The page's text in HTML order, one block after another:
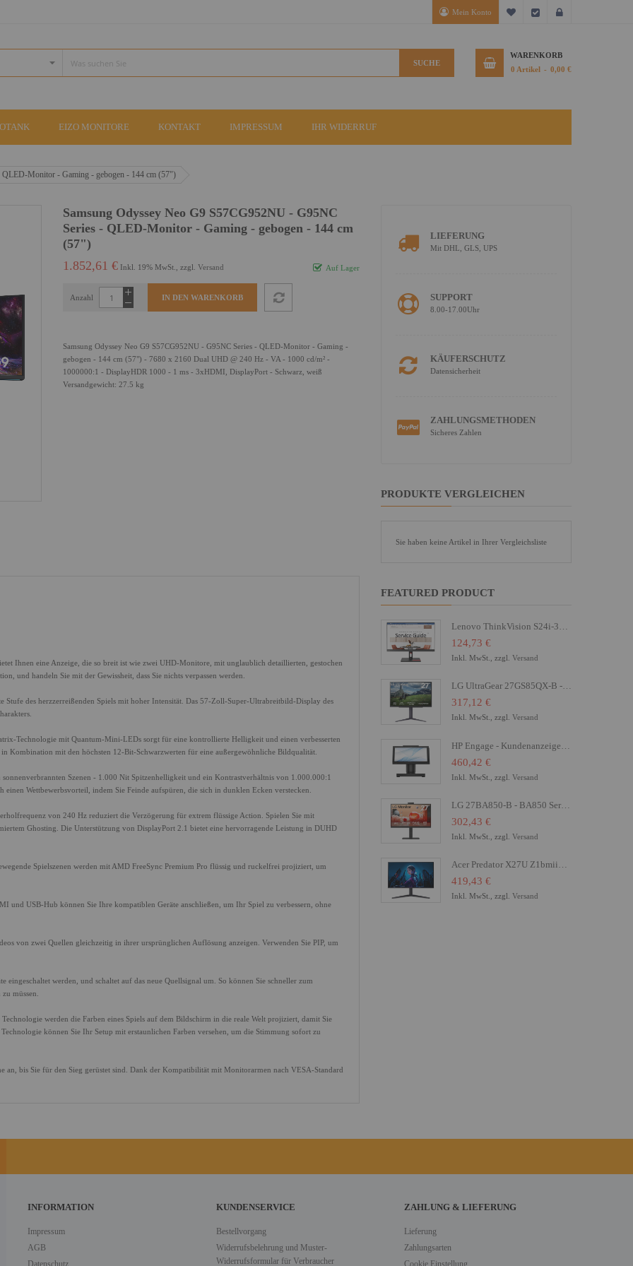
Mein Konto Mein Wunschzettel
Kasse
SUCHE
WARENKORB
0 Artikel 0,00 €
EIZO MONITORE KONTAKT IMPRESSUM IHR WIDERRUF
QLED-Monitor - Gaming - gebogen - 144 cm (57")
Samsung Odyssey Neo G9 S57CG952NU - G95NC
Series - QLED-Monitor - Gaming - gebogen - 144 cm
(57")
Auf Lager
1.852,61 € Inkl. 19% MwSt., zzgl. Versand
Anzahl IN DEN WARENKORB
Samsung Odyssey Neo G9 S57CG952NU - G95NC Series - QLED-Monitor - Gaming -
gebogen - 144 cm (57") - 7680 x 2160 Dual UHD @ 240 Hz - VA - 1000 cd/m² -
1000000:1 - DisplayHDR 1000 - 1 ms - 3xHDMI, DisplayPort - Schwarz, weiß
Versandgewicht: 27.5 kg
Ihnen eine Anzeige, die so breit ist wie zwei UHD-Monitore, mit unglaublich detaillierten, gestochen
und handeln Sie mit der Gewissheit, dass Sie nichts verpassen werden.
Stufe des herzzerreißenden Spiels mit hoher Intensität. Das 57-Zoll-Super-Ultrabreitbild-Display des
Technologie mit Quantum-Mini-LEDs sorgt für eine kontrollierte Helligkeit und einen verbesserten
Kombination mit den höchsten 12-Bit-Schwarzwerten für eine außergewöhnliche Bildqualität.
sonnenverbrannten Szenen - 1.000 Nit Spitzenhelligkeit und ein Kontrastverhältnis von 1.000.000:1
einen Wettbewerbsvorteil, indem Sie Feinde aufspüren, die sich in dunklen Ecken verstecken.
von 240 Hz reduziert die Verzögerung für extrem flüssige Action. Spielen Sie mit
Ghosting. Die Unterstützung von DisplayPort 2.1 bietet eine hervorragende Leistung in DUHD
Spielszenen werden mit AMD FreeSync Premium Pro flüssig und ruckelfrei projiziert, um
und USB-Hub können Sie Ihre kompatiblen Geräte anschließen, um Ihr Spiel zu verbessern, ohne
von zwei Quellen gleichzeitig in ihrer ursprünglichen Auflösung anzeigen. Verwenden Sie PIP, um
eingeschaltet werden, und schaltet auf das neue Quellsignal um. So können Sie schneller zum
müssen.
werden die Farben eines Spiels auf dem Bildschirm in die reale Welt projiziert, damit Sie
können Sie Ihr Setup mit erstaunlichen Farben versehen, um die Stimmung sofort zu
an, bis Sie für den Sieg gerüstet sind. Dank der Kompatibilität mit Monitorarmen nach VESA-Standard
LIEFERUNG
Mit DHL, GLS, UPS
SUPPORT
8.00-17.00Uhr
KÄUFERSCHUTZ
Datensicherheit
ZAHLUNGSMETHODEN
Sicheres Zahlen
PRODUKTE VERGLEICHEN
Sie haben keine Artikel in Ihrer Vergleichsliste
FEATURED PRODUCT
Lenovo ThinkVision S24i-30 - LED-Monitor - 61 cm (24")
124,73 €
Inkl. MwSt., zzgl. Versand
LG UltraGear 27GS85QX-B - LED-Monitor - Gaming - 68.4 cm (27")
317,12 €
Inkl. MwSt., zzgl. Versand
460,42 €
Inkl. MwSt., zzgl. Versand
302,43 €
Inkl. MwSt., zzgl. Versand
Acer Predator X27U Z1bmiiprx - X Series - OLED-Monitor - Gaming - 68.6 cm (27")
419,43 €
Inkl. MwSt., zzgl. Versand
INFORMATION
Impressum
AGB
Datenschutz
KUNDENSERVICE
Bestellvorgang
Widerrufsbelehrung und Muster-
Widerrufsformular für Verbraucher
ZAHLUNG & LIEFERUNG
Lieferung
Zahlungsarten
Cookie Einstellung